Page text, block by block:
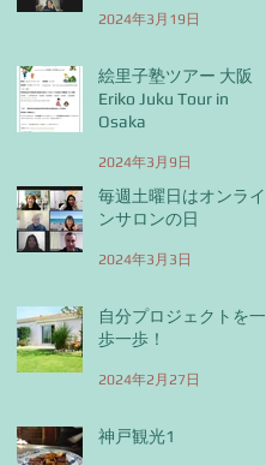
2024年3月19日
絵里子塾ツアー 大阪
Eriko Juku Tour in
Osaka
2024年3月9日
毎週土曜日はオンライ
ンサロンの日
2024年3月3日
自分プロジェクトを一
歩一歩！
2024年2月27日
神戸観光1